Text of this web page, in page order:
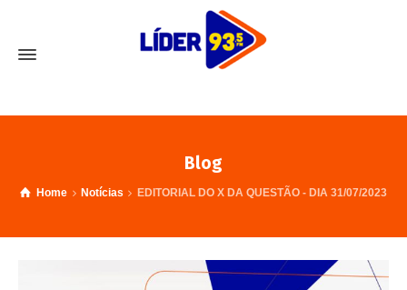
Blog
Home Notícias EDITORIAL DO X DA QUESTÃO - DIA 31/07/2023